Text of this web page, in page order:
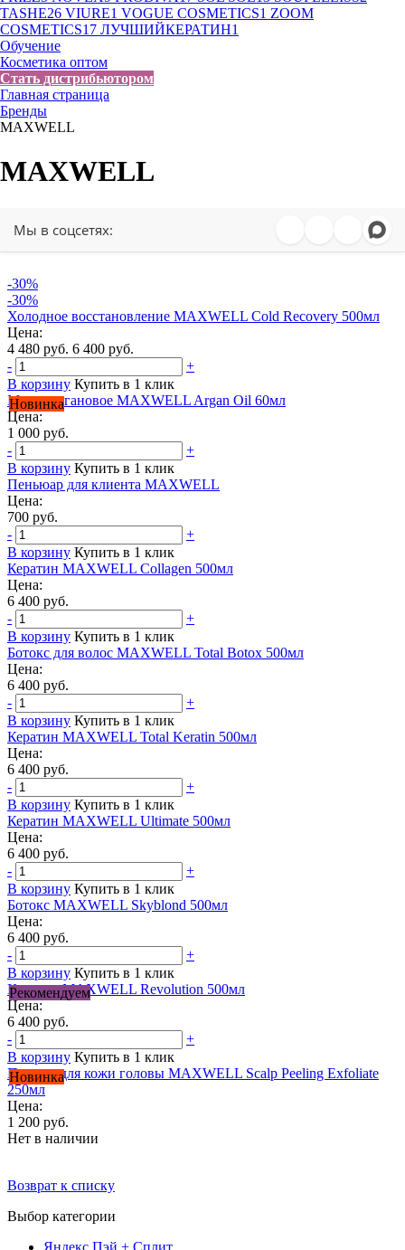
TASHE26 VIURE1 VOGUE COSMETICS1 ZOOM
COSMETICS17 ЛУЧШИЙКЕРАТИН1
Обучение
Косметика оптом
Стать дистрибьютором
Главная страница
Бренды
MAXWELL
MAXWELL
Мы в соцсетях:
-30%
-30%
Холодное восстановление MAXWELL Cold Recovery 500мл
Цена:
4 480 руб. 6 400 руб.
-
+
В корзину Купить в 1 клик
Новинка
Масло аргановое MAXWELL Argan Oil 60мл
Цена:
1 000 руб.
-
+
В корзину Купить в 1 клик
Пеньюар для клиента MAXWELL
Цена:
700 руб.
-
+
В корзину Купить в 1 клик
Кератин MAXWELL Collagen 500мл
Цена:
6 400 руб.
-
+
В корзину Купить в 1 клик
Ботокс для волос MAXWELL Total Botox 500мл
Цена:
6 400 руб.
-
+
В корзину Купить в 1 клик
Кератин MAXWELL Total Keratin 500мл
Цена:
6 400 руб.
-
+
В корзину Купить в 1 клик
Кератин MAXWELL Ultimate 500мл
Цена:
6 400 руб.
-
+
В корзину Купить в 1 клик
Ботокс MAXWELL Skyblond 500мл
Цена:
6 400 руб.
-
+
В корзину Купить в 1 клик
Рекомендуем
Кератин MAXWELL Revolution 500мл
Цена:
6 400 руб.
-
+
В корзину Купить в 1 клик
Новинка
Пилинг для кожи головы MAXWELL Scalp Peeling Exfoliate
250мл
Цена:
1 200 руб.
Нет в наличии
Возврат к списку
Выбор категории
Яндекс Пэй + Сплит